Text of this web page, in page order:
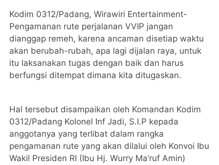
Kodim 0312/Padang, Wirawiri Entertainment-
Pengamanan rute perjalanan VVIP jangan
dianggap remeh, karena ancaman disetiap waktu
akan berubah-rubah, apa lagi dijalan raya, untuk
itu laksanakan tugas dengan baik dan harus
berfungsi ditempat dimana kita ditugaskan.
Hal tersebut disampaikan oleh Komandan Kodim
0312/Padang Kolonel Inf Jadi, S.I.P kepada
anggotanya yang terlibat dalam rangka
pengamanan rute yang akan dilalui oleh Konvoi Ibu
Wakil Presiden RI (Ibu Hj. Wurry Ma’ruf Amin)